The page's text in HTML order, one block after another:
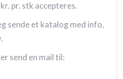
pr. stk accepteres.
sende et katalog med info,
send en mail til: